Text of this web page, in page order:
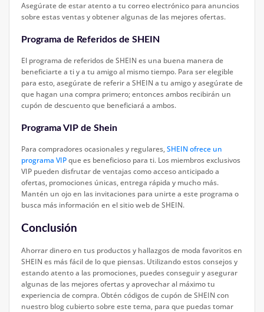
Asegúrate de estar atento a tu correo electrónico para anuncios
sobre estas ventas y obtener algunas de las mejores ofertas.
Programa de Referidos de SHEIN
El programa de referidos de SHEIN es una buena manera de
beneficiarte a ti y a tu amigo al mismo tiempo. Para ser elegible
para esto, asegúrate de referir a SHEIN a tu amigo y asegúrate de
que hagan una compra primero; entonces ambos recibirán un
cupón de descuento que beneficiará a ambos.
Programa VIP de Shein
Para compradores ocasionales y regulares,SHEIN ofrece un
programa VIPque es beneficioso para ti. Los miembros exclusivos
VIP pueden disfrutar de ventajas como acceso anticipado a
ofertas, promociones únicas, entrega rápida y mucho más.
Mantén un ojo en las invitaciones para unirte a este programa o
busca más información en el sitio web de SHEIN.
Conclusión
Ahorrar dinero en tus productos y hallazgos de moda favoritos en
SHEIN es más fácil de lo que piensas. Utilizando estos consejos y
estando atento a las promociones, puedes conseguir y asegurar
algunas de las mejores ofertas y aprovechar al máximo tu
experiencia de compra. Obtén códigos de cupón de SHEIN con
nuestro blog cubierto sobre este tema, para que puedas tomar